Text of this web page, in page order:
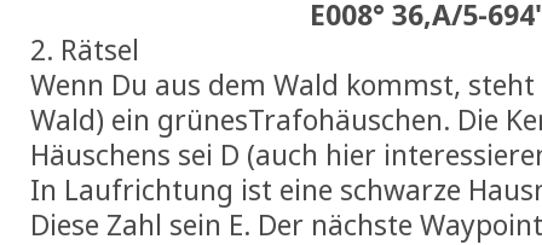
E008° 36,A/5-694'
2. Rätsel
Wenn Du aus dem Wald kommst,
Wald) ein grünesTrafohäuschen. Die
Häuschens sei D (auch hier
In Laufrichtung ist eine schwarze
Diese Zahl sein E. Der nächste